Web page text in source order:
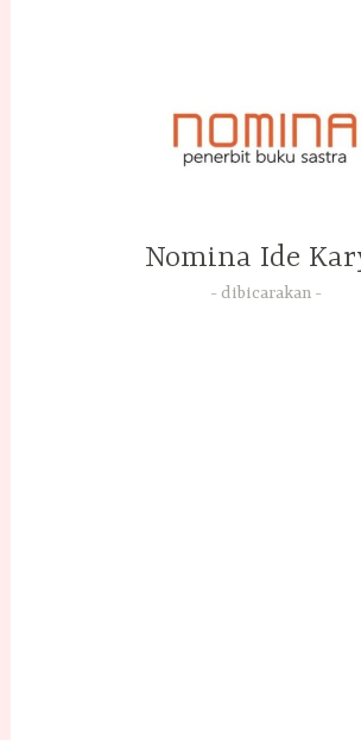
Nomina Ide
dibicarakan